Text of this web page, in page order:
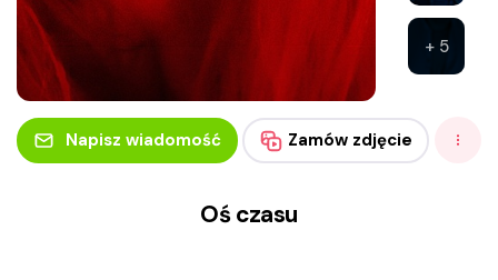
+ 5
Napisz wiadomość Zamów zdjęcie
Oś czasu